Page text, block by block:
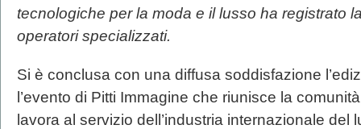
tecnologiche per la moda e il lusso ha registrato
operatori specializzati.
Si è conclusa con una diffusa soddisfazione
l’evento di Pitti Immagine che riunisce la
lavora al servizio dell’industria internazionale del